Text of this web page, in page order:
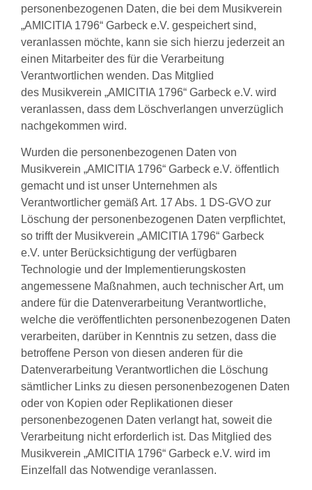
personenbezogenen Daten, die bei dem Musikverein
„AMICITIA 1796“ Garbeck e.V. gespeichert sind,
veranlassen möchte, kann sie sich hierzu jederzeit an
einen Mitarbeiter des für die Verarbeitung
Verantwortlichen wenden. Das Mitglied
des Musikverein „AMICITIA 1796“ Garbeck e.V. wird
veranlassen, dass dem Löschverlangen unverzüglich
nachgekommen wird.
Wurden die personenbezogenen Daten von
Musikverein „AMICITIA 1796“ Garbeck e.V. öffentlich
gemacht und ist unser Unternehmen als
Verantwortlicher gemäß Art. 17 Abs. 1 DS-GVO zur
Löschung der personenbezogenen Daten verpflichtet,
so trifft der Musikverein „AMICITIA 1796“ Garbeck
e.V. unter Berücksichtigung der verfügbaren
Technologie und der Implementierungskosten
angemessene Maßnahmen, auch technischer Art, um
andere für die Datenverarbeitung Verantwortliche,
welche die veröffentlichten personenbezogenen Daten
verarbeiten, darüber in Kenntnis zu setzen, dass die
betroffene Person von diesen anderen für die
Datenverarbeitung Verantwortlichen die Löschung
sämtlicher Links zu diesen personenbezogenen Daten
oder von Kopien oder Replikationen dieser
personenbezogenen Daten verlangt hat, soweit die
Verarbeitung nicht erforderlich ist. Das Mitglied des
Musikverein „AMICITIA 1796“ Garbeck e.V. wird im
Einzelfall das Notwendige veranlassen.